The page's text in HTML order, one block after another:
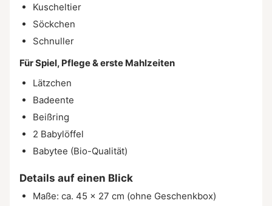
Kuscheltier
Söckchen
Schnuller
Für Spiel, Pflege & erste Mahlzeiten
Lätzchen
Badeente
Beißring
2 Babylöffel
Babytee (Bio-Qualität)
Details auf einen Blick
Maße: ca. 45 × 27 cm (ohne Geschenkbox)